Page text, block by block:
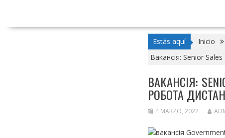
Estás aquí Inicio
Вакансія: Senior
ВАКАНСІЯ:
РОБОТА
4 MARZO, 2022